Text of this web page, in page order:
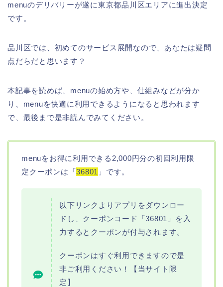
menuのデリバリーが遂に東京都品川区エリアに進出決定
です。
品川区では、初めてのサービス展開なので、あなたは疑問
点だらだと思います？
本記事を読めば、menuの始め方や、仕組みなどが分か
り、menuを快適に利用できるようになると思われます
で、最後まで是非読んでみてください。
menuをお得に利用できる2,000円分の初回利用限
定クーポンは「36801 」です。
以下リンクよりアプリをダウンロー
ドし、クーポンコード「36801」を入
力するとクーポンが付与されます。
クーポンはすぐ利用できますので是
非ご利用ください！【当サイト限
定】